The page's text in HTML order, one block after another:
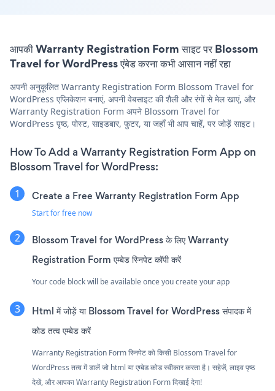
आपकी Warranty Registration Form साइट पर Blossom
Travel for WordPress एंबेड करना कभी आसान नहीं रहा
अपनी अनुकूलित Warranty Registration Form Blossom Travel for
WordPress एप्लिकेशन बनाएं, अपनी वेबसाइट की शैली और रंगों से मेल खाएं, और
Warranty Registration Form अपने Blossom Travel for
WordPress पृष्ठ, पोस्ट, साइडबार, फुटर, या जहाँ भी आप चाहें, पर जोड़ें साइट।
How To Add a Warranty Registration Form App on
Blossom Travel for WordPress:
Create a Free Warranty Registration Form App
Start for free now
Blossom Travel for WordPress के लिए Warranty
Registration Form एम्बेड स्निपेट कॉपी करें
Your code block will be available once you create your app
Html में जोड़ें या Blossom Travel for WordPress संपादक में
कोड तत्व एम्बेड करें
Warranty Registration Form स्निपेट को किसी Blossom Travel for
WordPress तत्व में डालें जो html या एम्बेड कोड स्वीकार करता है। सहेजें, लाइव पृष्ठ
देखें, और आपका Warranty Registration Form दिखाई देगा!